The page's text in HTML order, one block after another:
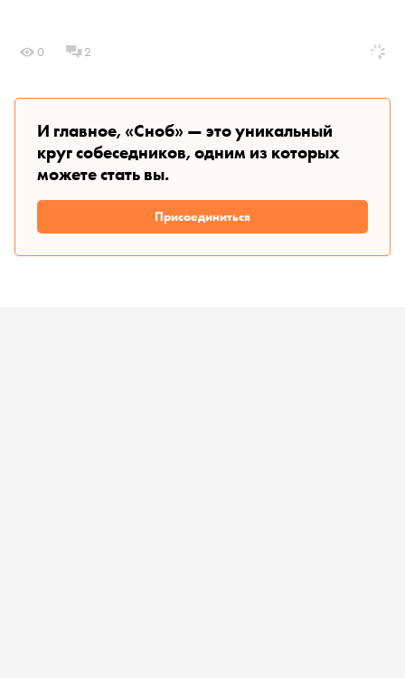
0 2
И главное, «Сноб» — это уникальный
круг собеседников, одним из которых
можете стать вы.
Присоединиться